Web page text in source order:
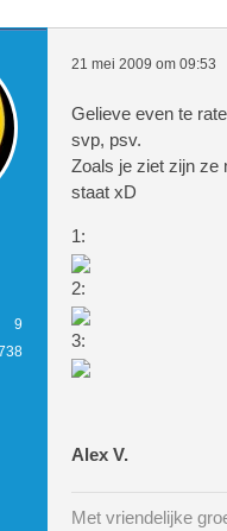
9
21 mei 2009 om 09:53
Gelieve even te
svp, psv.
Zoals je ziet zijn ze
staat xD
1:
2:
3:
Alex V.
Met vriendelijke